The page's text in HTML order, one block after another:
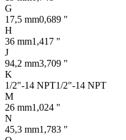
G
17,5 mm0,689 "
H
36 mm1,417 "
J
94,2 mm3,709 "
K
1/2"-14 NPT1/2"-14 NPT
M
26 mm1,024 "
N
45,3 mm1,783 "